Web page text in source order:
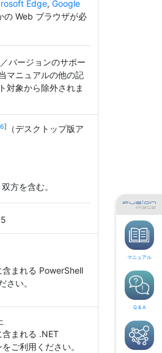
Edge, Google
の Web ブラウザが必
バージョンのサポー
マニュアルの他の記
対象から除外されま
6]
（デスクトップ版ア
方を含む。
まれる PowerShell
さい。
まれる .NET
ご利用ください。
マニュアル
Q & A